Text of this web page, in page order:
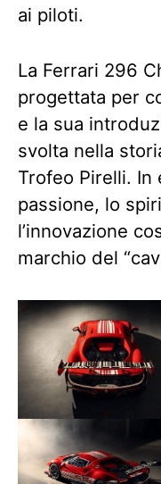
ai piloti.
La Ferrari 296
progettata per
e la sua
svolta nella
Trofeo Pirelli. In
passione, lo
l’innovazione
marchio del